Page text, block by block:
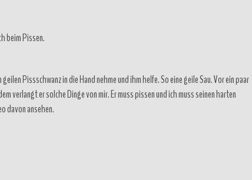
beim Pissen.
Pissschwanz in die Hand nehme und ihm helfe. So eine geile Sau. Vor ein paar
verlangt er solche Dinge von mir. Er muss pissen und ich muss seinen harten
davon ansehen.